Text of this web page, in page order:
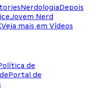
NerdologiaDepois
Jovem Nerd
Veja mais em Vídeos
de
Portal de